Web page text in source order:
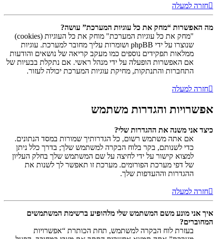
חזרה למעלה
מה האפשרות “מחק את כל עוגיות המערכת” עושה?
"מחק את כל עוגיות המערכת" מוחק את כל העוגיות (cookies)
שנוצרו על ידי phpBB ושומרות עליך מחובר למערכת. עוגיות
ממלאות תפקידים נוספים כמו מעקב קריאה של נושאים והודעות
אם האפשרות הופעלה על ידי מנהל ראשי. אם נתקלת בבעיות של
התחברות והתנתקות, מחיקת עוגיות המערכת יכולה לעזור.
חזרה למעלה
אפשרויות והגדרות משתמש
כיצד אני משנה את ההגדרות שלי?
אם אתה משתמש רשום, כל הגדרותיך שמורות במסד הנתונים.
כדי לשנותם, בקר בלוח הבקרה למשתמש שלך; בדרך כלל ניתן
למצוא קישור על ידי לחיצה על שם המשתמש שלך בחלק העליון
של דפי מערכת הפורומים. מערכת זו תאפשר לך לשנות את
ההגדרות וההעדפות שלך.
חזרה למעלה
איך אני מונע משם המשתמש שלי מלהופיע ברשימת המשתמשים
המחוברים?
בעזרת לוח הבקרה למשתמש, תחת הכותרת “אפשרויות